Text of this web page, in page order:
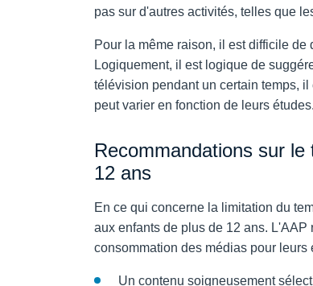
pas sur d'autres activités, telles que
Pour la même raison, il est difficile
Logiquement, il est logique de
télévision pendant un certain temps,
peut varier en fonction de leurs
Recommandations sur
12 ans
En ce qui concerne la limitation du
aux enfants de plus de 12 ans.
consommation des médias pour
Un contenu soigneusement